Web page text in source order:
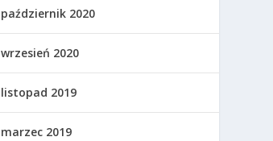
październik 2020
wrzesień 2020
listopad 2019
marzec 2019